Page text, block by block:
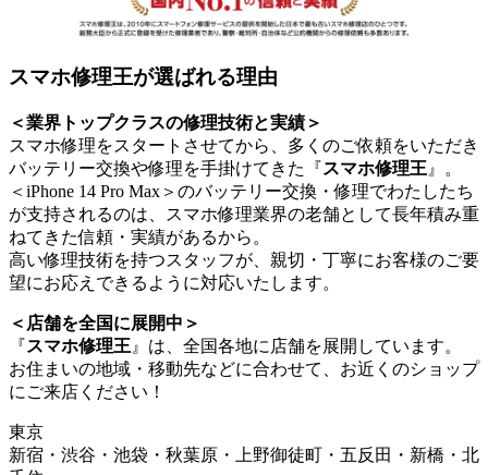
スマホ修理王が選ばれる理由
＜業界トップクラスの修理技術と実績＞
スマホ修理をスタートさせてから、多くのご依頼をいただき
バッテリー交換や修理を手掛けてきた『スマホ修理王 』。
＜iPhone 14 Pro Max＞のバッテリー交換・修理でわたしたち
が支持されるのは、スマホ修理業界の老舗として長年積み重
ねてきた信頼・実績があるから。
高い修理技術を持つスタッフが、親切・丁寧にお客様のご要
望にお応えできるように対応いたします。
＜店舗を全国に展開中＞
『スマホ修理王 』は、全国各地に店舗を展開しています。
お住まいの地域・移動先などに合わせて、お近くのショップ
にご来店ください！
東京
新宿・渋谷・池袋・秋葉原・上野御徒町・五反田・新橋・北